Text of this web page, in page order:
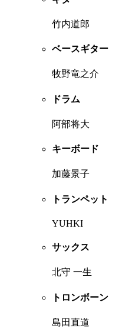
竹内道郎
ベースギター
牧野竜之介
ドラム
阿部将大
キーボード
加藤景子
トランペット
YUHKI
サックス
北守 一生
トロンボーン
島田直道